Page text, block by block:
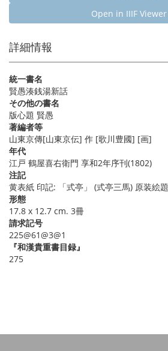
Open in IIIF Viewer
詳細情報
統一書名
賢愚湊銭湯新話
その他の書名
版心題 賢愚
著編者等
山東京傳[山東京伝] 作 [歌川豊國] [画]
年代
江戸 鶴屋喜右衛門 享和2年序刊(1802)
注記
黄表紙 印記: 「式亭」 (式亭三馬) 原装絵
形態
17.8 x 12.7 cm. 3冊
請求記号
225@61@3@1
『和漢貴重書目録』
275